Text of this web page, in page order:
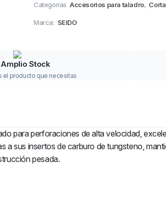
Categorias Accesorios para taladro,
Marca: SEIDO
Amplio Stock
el producto que necesitas
para perforaciones de alta velocidad,
sus insertos de carburo de tungsteno,
pesada.